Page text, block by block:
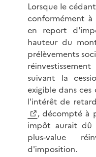
Lorsque le
conformément à
en report
hauteur du
prélèvements
suivant la
exigible dans
l'intérêt de
, décompté à
impôt aurait dû
plus-value
d'imposition.